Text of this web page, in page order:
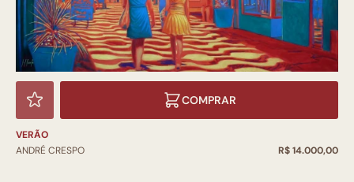
COMPRAR
VERÃO
ANDRÉ CRESPO
R$ 14.000,00